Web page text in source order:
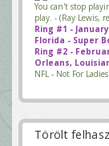
You can't stop
play. - (Ray Lewis,
Ring #1 -
Florida - Super
Ring #2 -
Orleans,
NFL - Not For Ladies!
Törölt